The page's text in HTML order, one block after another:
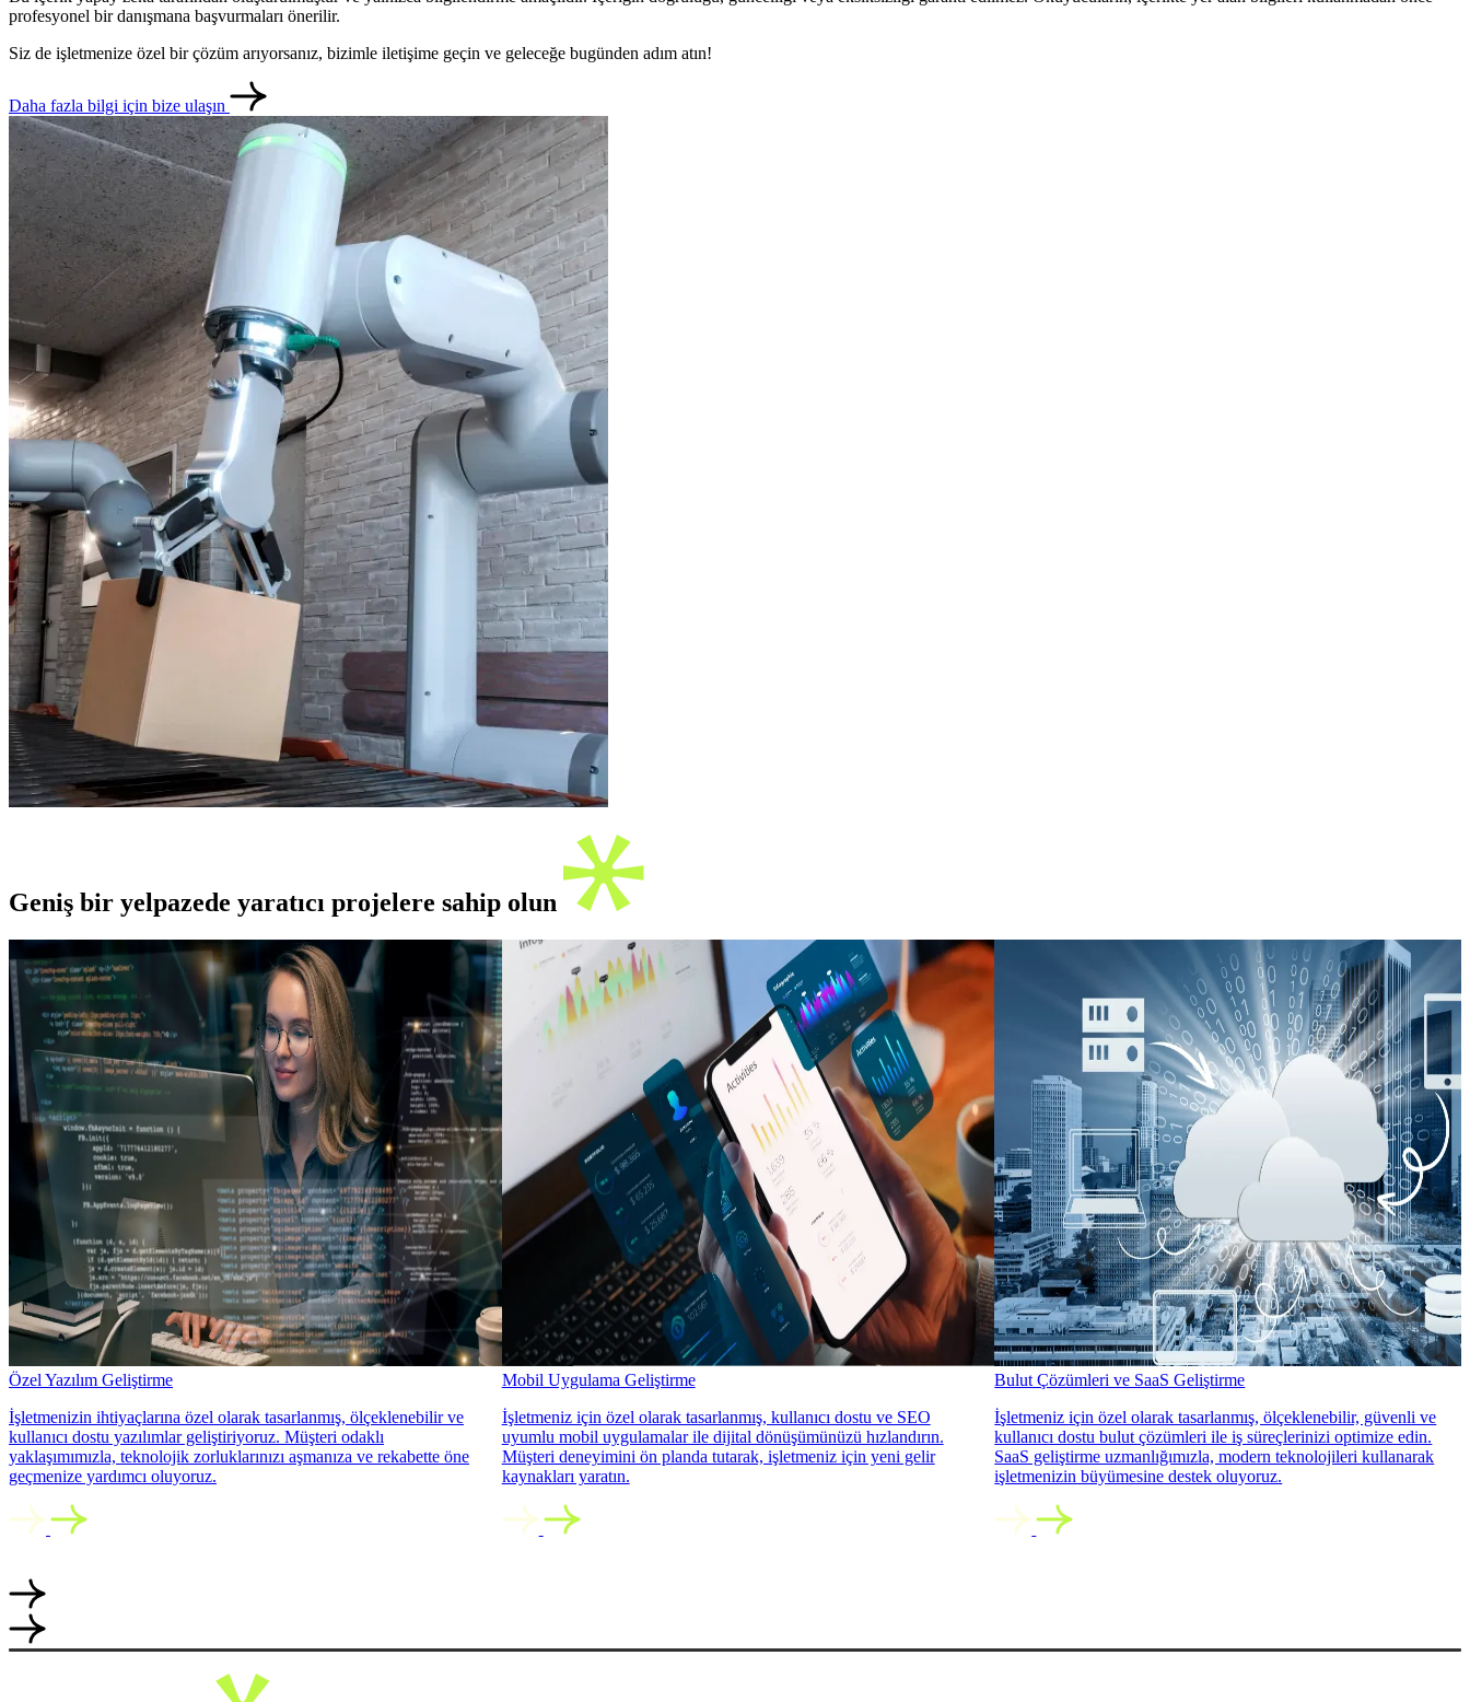
profesyonel bir danışmana başvurmaları önerilir.
Siz de işletmenize özel bir çözüm arıyorsanız, bizimle iletişime geçin ve geleceğe bugünden adım atın!
Daha fazla bilgi için bize ulaşın
Geniş bir yelpazede yaratıcı projelere sahip olun
Özel Yazılım Geliştirme
İşletmenizin ihtiyaçlarına özel olarak tasarlanmış, ölçeklenebilir ve
kullanıcı dostu yazılımlar geliştiriyoruz. Müşteri odaklı
yaklaşımımızla, teknolojik zorluklarınızı aşmanıza ve rekabette öne
geçmenize yardımcı oluyoruz.
Mobil Uygulama Geliştirme
İşletmeniz için özel olarak tasarlanmış, kullanıcı dostu ve SEO
uyumlu mobil uygulamalar ile dijital dönüşümünüzü hızlandırın.
Müşteri deneyimini ön planda tutarak, işletmeniz için yeni gelir
kaynakları yaratın.
Bulut Çözümleri ve SaaS Geliştirme
İşletmeniz için özel olarak tasarlanmış, ölçeklenebilir, güvenli ve
kullanıcı dostu bulut çözümleri ile iş süreçlerinizi optimize edin.
SaaS geliştirme uzmanlığımızla, modern teknolojileri kullanarak
işletmenizin büyümesine destek oluyoruz.